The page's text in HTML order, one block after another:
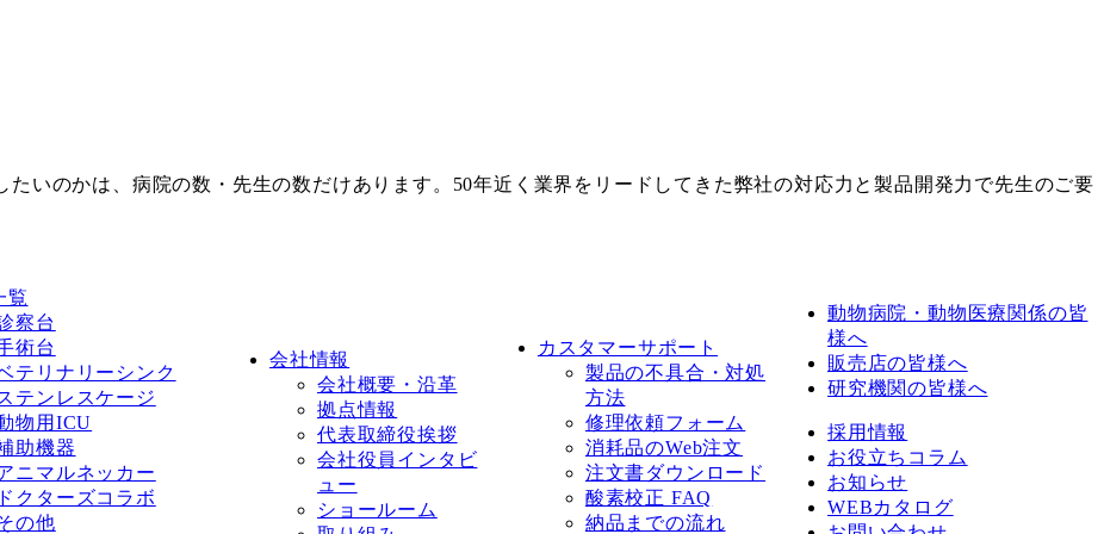
いのかは、病院の数・先生の数だけあります。50年近く業界をリードしてきた弊社の対応力と製品開発力で先生のご要
覧
察台
術台
テリナリーシンク
テンレスケージ
物用ICU
助機器
ニマルネッカー
ドクターズコラボ
の他
会社情報
会社概要・沿革
拠点情報
代表取締役挨拶
会社役員インタビ
ュー
ショールーム
カスタマーサポート
製品の不具合・対処
方法
修理依頼フォーム
消耗品のWeb注文
注文書ダウンロード
酸素校正 FAQ
納品までの流れ
動物病院・動物医療関係の皆
様へ
販売店の皆様へ
研究機関の皆様へ
採用情報
お役立ちコラム
お知らせ
WEBカタログ